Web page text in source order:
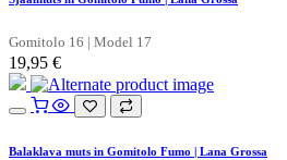
Gomitolo 16 | Model 17
19,95 €
Balaklava muts in Gomitolo Fumo | Lana Grossa